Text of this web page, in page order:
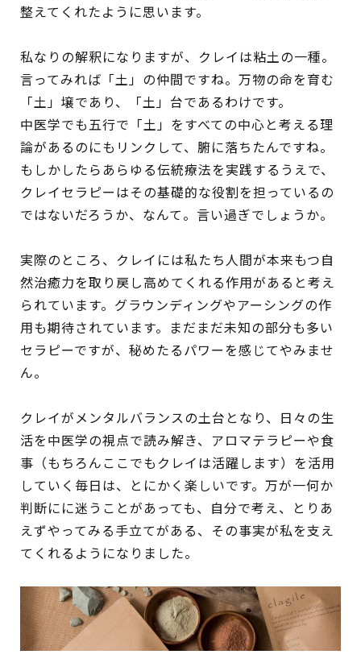
整えてくれたように思います。
私なりの解釈になりますが、クレイは粘土の一種。
言ってみれば「土」の仲間ですね。万物の命を育む
「土」壌であり、「土」台であるわけです。
中医学でも五行で「土」をすべての中心と考える理
論があるのにもリンクして、腑に落ちたんですね。
もしかしたらあらゆる伝統療法を実践するうえで、
クレイセラピーはその基礎的な役割を担っているの
ではないだろうか、なんて。言い過ぎでしょうか。
実際のところ、クレイには私たち人間が本来もつ自
然治癒力を取り戻し高めてくれる作用があると考え
られています。グラウンディングやアーシングの作
用も期待されています。まだまだ未知の部分も多い
セラピーですが、秘めたるパワーを感じてやみませ
ん。
クレイがメンタルバランスの土台となり、日々の生
活を中医学の視点で読み解き、アロマテラピーや食
事（もちろんここでもクレイは活躍します）を活用
していく毎日は、とにかく楽しいです。万が一何か
判断にに迷うことがあっても、自分で考え、とりあ
えずやってみる手立てがある、その事実が私を支え
てくれるようになりました。